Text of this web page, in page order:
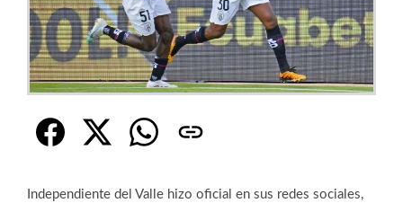
Independiente del Valle hizo oficial en sus redes sociales,